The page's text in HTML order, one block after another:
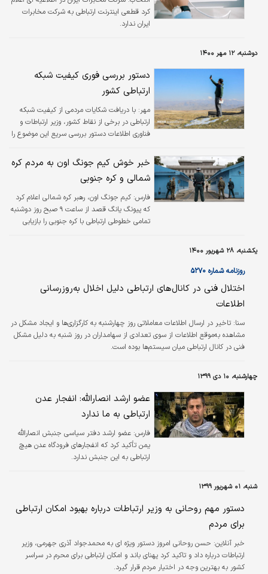
کرد قطعی اینترنت ارتباطی به شرکت مخابرات
ایران ندارد.
دوشنبه، ۱۲ مهر ۱۴۰۰
دستور بررسی فوری کیفیت شبکه
ارتباطی کشور
مهر: با دریافت شکایات مردمی از کیفیت شبکه
ارتباطی در برخی از نقاط کشور، وزیر ارتباطات و
فناوری اطلاعات دستور بررسی سریع این موضوع را
خبر خوش کیم جونگ اون به مردم کره
شمالی و کره جنوبی
فارس:
کیم جونگ اون، رهبر کره شمالی اعلام کرد
که پیونگ یانگ قصد از ساعت ۹ صبح روز دوشنبه
تمامی خطوطی ارتباطی با کره جنوبی را بازیابی
یکشنبه، ۲۸ شهریور ۱۴۰۰
روزنامه شماره ۵۲۷۰
اختلال فنی در کانال‌‌‌های ارتباطی دلیل اخلال به‌‌‌روزرسانی
اطلاعات
سنا: تاخیر در ارسال اطلاعات معاملاتی روز چهارشنبه به کارگزاری‌‌‌ها و ایجاد مشکل در
مشاهده به‌موقع اطلاعات از سوی تعدادی از سهامداران در روز شنبه به دلیل مشکل
فنی در کانال ارتباطی میان سیستم‌ها بوده است.
چهارشنبه، ۱۰ دی ۱۳۹۹
عضو ارشد انصارالله:‌ انفجار عدن
ارتباطی به ما ندارد
فارس: عضو ارشد دفتر سیاسی جنبش انصارالله
یمن تأکید کرد که انفجار‌های فرودگاه عدن هیچ
ارتباطی به این جنبش ندارد.
شنبه، ۰۱ شهریور ۱۳۹۹
دستور مهم روحانی به وزیر ارتباطات درباره بهبود امکان ارتباطی
برای مردم
خبر آنلاین: حسن روحانی امروز دستور ویژه ای به محمدجواد آذری جهرمی، وزیر
ارتباطات درباره داد و تاکید کرد پهنای باند و امکان ارتباطی برای محرم در سراسر
کشور به بهترین وجه در اختیار مردم قرار گیرد.